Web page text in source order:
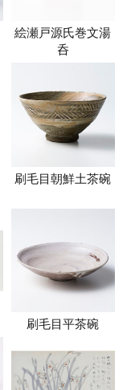
絵瀬戸源氏巻文湯
呑
刷毛目朝鮮土茶碗
刷毛目平茶碗